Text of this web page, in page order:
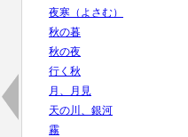
夜寒（よさむ）
秋の暮
秋の夜
行く秋
月、月見
天の川、銀河
霧